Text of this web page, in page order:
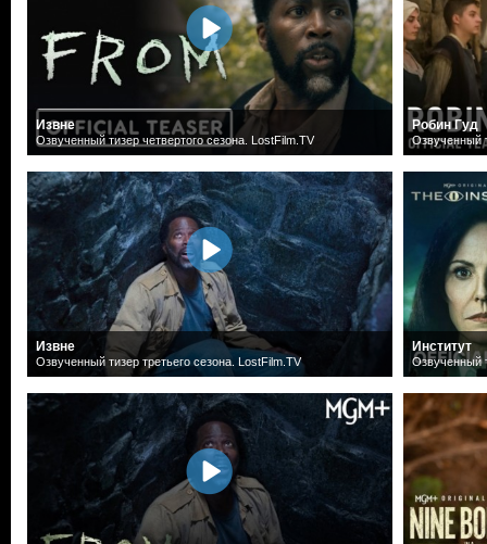
Извне
Озвученный тизер четвертого сезона. LostFilm.TV
Извне
Озвученный тизер третьего сезона. LostFilm.TV
Робин Гуд
Озвученный
Институт
Озвученный